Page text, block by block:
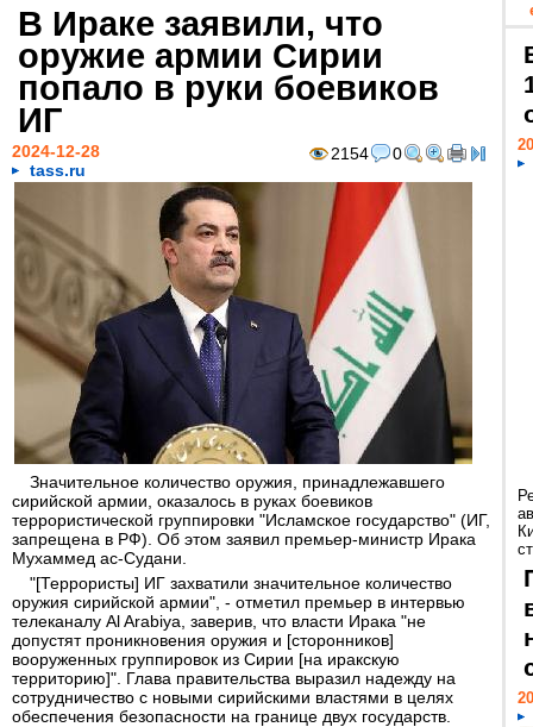
В Ираке заявили, что
оружие армии Сирии
попало в руки боевиков
ИГ
2154 0
2024-12-28
tass.ru
Значительное количество оружия, принадлежавшего
сирийской армии, оказалось в руках боевиков
террористической группировки "Исламское государство" (ИГ,
запрещена в РФ). Об этом заявил премьер-министр Ирака
Мухаммед ас-Судани.
"[Террористы] ИГ захватили значительное количество
оружия сирийской армии", - отметил премьер в интервью
телеканалу Al Arabiya, заверив, что власти Ирака "не
допустят проникновения оружия и [сторонников]
вооруженных группировок из Сирии [на иракскую
территорию]". Глава правительства выразил надежду на
сотрудничество с новыми сирийскими властями в целях
обеспечения безопасности на границе двух государств.